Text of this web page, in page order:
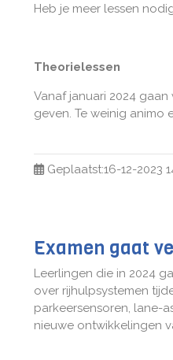
Heb je meer lessen
Theorielessen
Vanaf januari 2024
geven. Te weinig
Geplaatst:16-12-2023
Examen gaat
Leerlingen die in 2024
over rijhulpsystemen
parkeersensoren, lane-
nieuwe ontwikkelingen